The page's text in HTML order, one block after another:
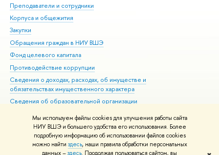
Мы используем файлы cookies для улучшения работы сайта
НИУ ВШЭ и большего удобства его использования. Более
подробную информацию об использовании файлов cookies
можно найти здесь, наши правила обработки персональных
данных –здесь. Продолжая пользоваться сайтом, вы
Преподаватели и сотрудники
Корпуса и общежития
Закупки
Обращения граждан в НИУ ВШЭ
Фонд целевого капитала
Противодействие коррупции
Сведения о доходах, расходах, об имуществе и
обязательствах имущественного характера
Сведения об образовательной организации
Людям с ограниченными возможностями здоровья
Единая платежная страница
Работа в Вышке